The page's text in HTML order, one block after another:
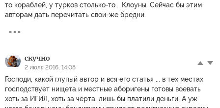
то кораблей, у турков столько-то... Клоуны. Сейчас бы этим
авторам дать перечитать свои-же бредни.
скучно
2 июля 2016, 14:08
Господи, какой глупый автор и вся его статья ... в тех местах
господствует нищета и местные аборигены готовы воевать
хоть за ИГИЛ, хоть за чёрта, лишь бы платили деньги. А уж